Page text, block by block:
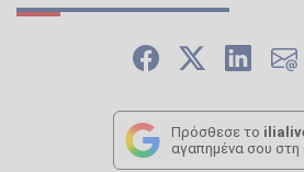
Πρόσθεσε το
αγαπημένα σου στη